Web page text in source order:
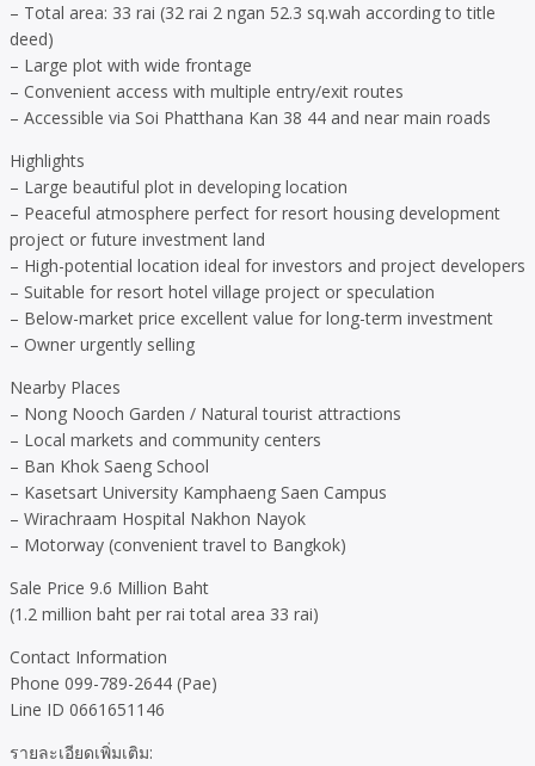
– Total area: 33 rai (32 rai 2 ngan 52.3 sq.wah according to title
deed)
– Large plot with wide frontage
– Convenient access with multiple entry/exit routes
– Accessible via Soi Phatthana Kan 38 44 and near main roads
Highlights
– Large beautiful plot in developing location
– Peaceful atmosphere perfect for resort housing development
project or future investment land
– High-potential location ideal for investors and project developers
– Suitable for resort hotel village project or speculation
– Below-market price excellent value for long-term investment
– Owner urgently selling
Nearby Places
– Nong Nooch Garden / Natural tourist attractions
– Local markets and community centers
– Ban Khok Saeng School
– Kasetsart University Kamphaeng Saen Campus
– Wirachraam Hospital Nakhon Nayok
– Motorway (convenient travel to Bangkok)
Sale Price 9.6 Million Baht
(1.2 million baht per rai total area 33 rai)
Contact Information
Phone 099-789-2644 (Pae)
Line ID 0661651146
รายละเอียดเพิ่มเติม: